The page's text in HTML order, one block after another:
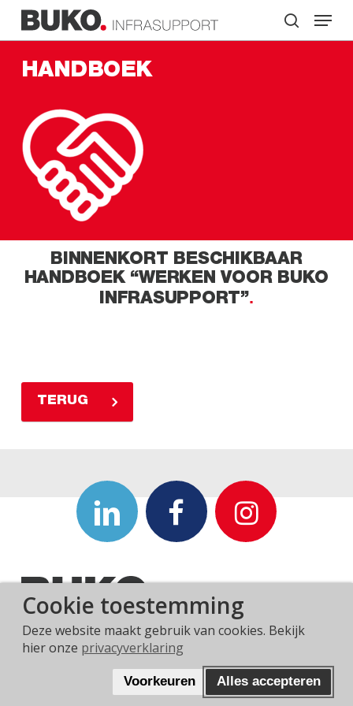
Skip
main
content
Menu
HANDBOEK
BINNENKORT BESCHIKBAAR
HANDBOEK “WERKEN VOOR BUKO
INFRASUPPORT”
TERUG
Privacyverklaring
Algemene voorwaarden
Cookie toestemming
Deze website maakt gebruik van cookies. Bekijk
hier onze privacyverklaring
Voorkeuren Alles accepteren